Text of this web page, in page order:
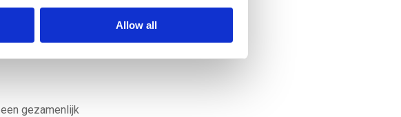
Allow all
hierdoor
gezamenlijk